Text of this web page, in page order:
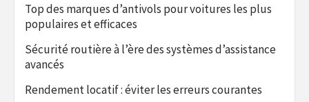
Top des marques d’antivols pour voitures les plus
populaires et efficaces
Sécurité routière à l’ère des systèmes d’assistance
avancés
Rendement locatif : éviter les erreurs courantes